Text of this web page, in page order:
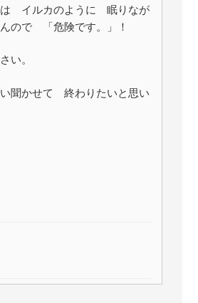
イルカのように 眠りなが
ので 「危険です。」！
い。
聞かせて 終わりたいと思い